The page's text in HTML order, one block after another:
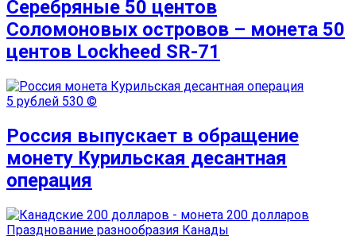
Серебряные 50 центов
Соломоновых островов – монета 50
центов Lockheed SR-71
5 рублей 530 ©
Россия выпускает в обращение
монету Курильская десантная
операция